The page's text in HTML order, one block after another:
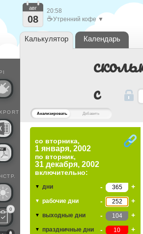
Анализировать Добавить
c
со вторника,
1 января, 2002
по вторник,
31 декабря, 2002
включительно:
▼ дни - +
▼ рабочие дни - +
▼ выходные дни - +
▼ праздничные дни - +
0
авг
08
20:58
☕Утренний кофе ▼
Калькулятор Календарь